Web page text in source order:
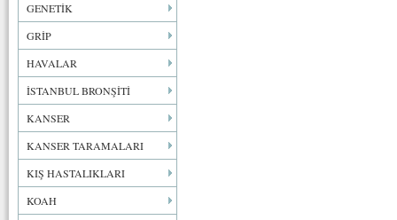
GENETİK
GRİP
HAVALAR
İSTANBUL BRONŞİTİ
KANSER
KANSER TARAMALARI
KIŞ HASTALIKLARI
KOAH